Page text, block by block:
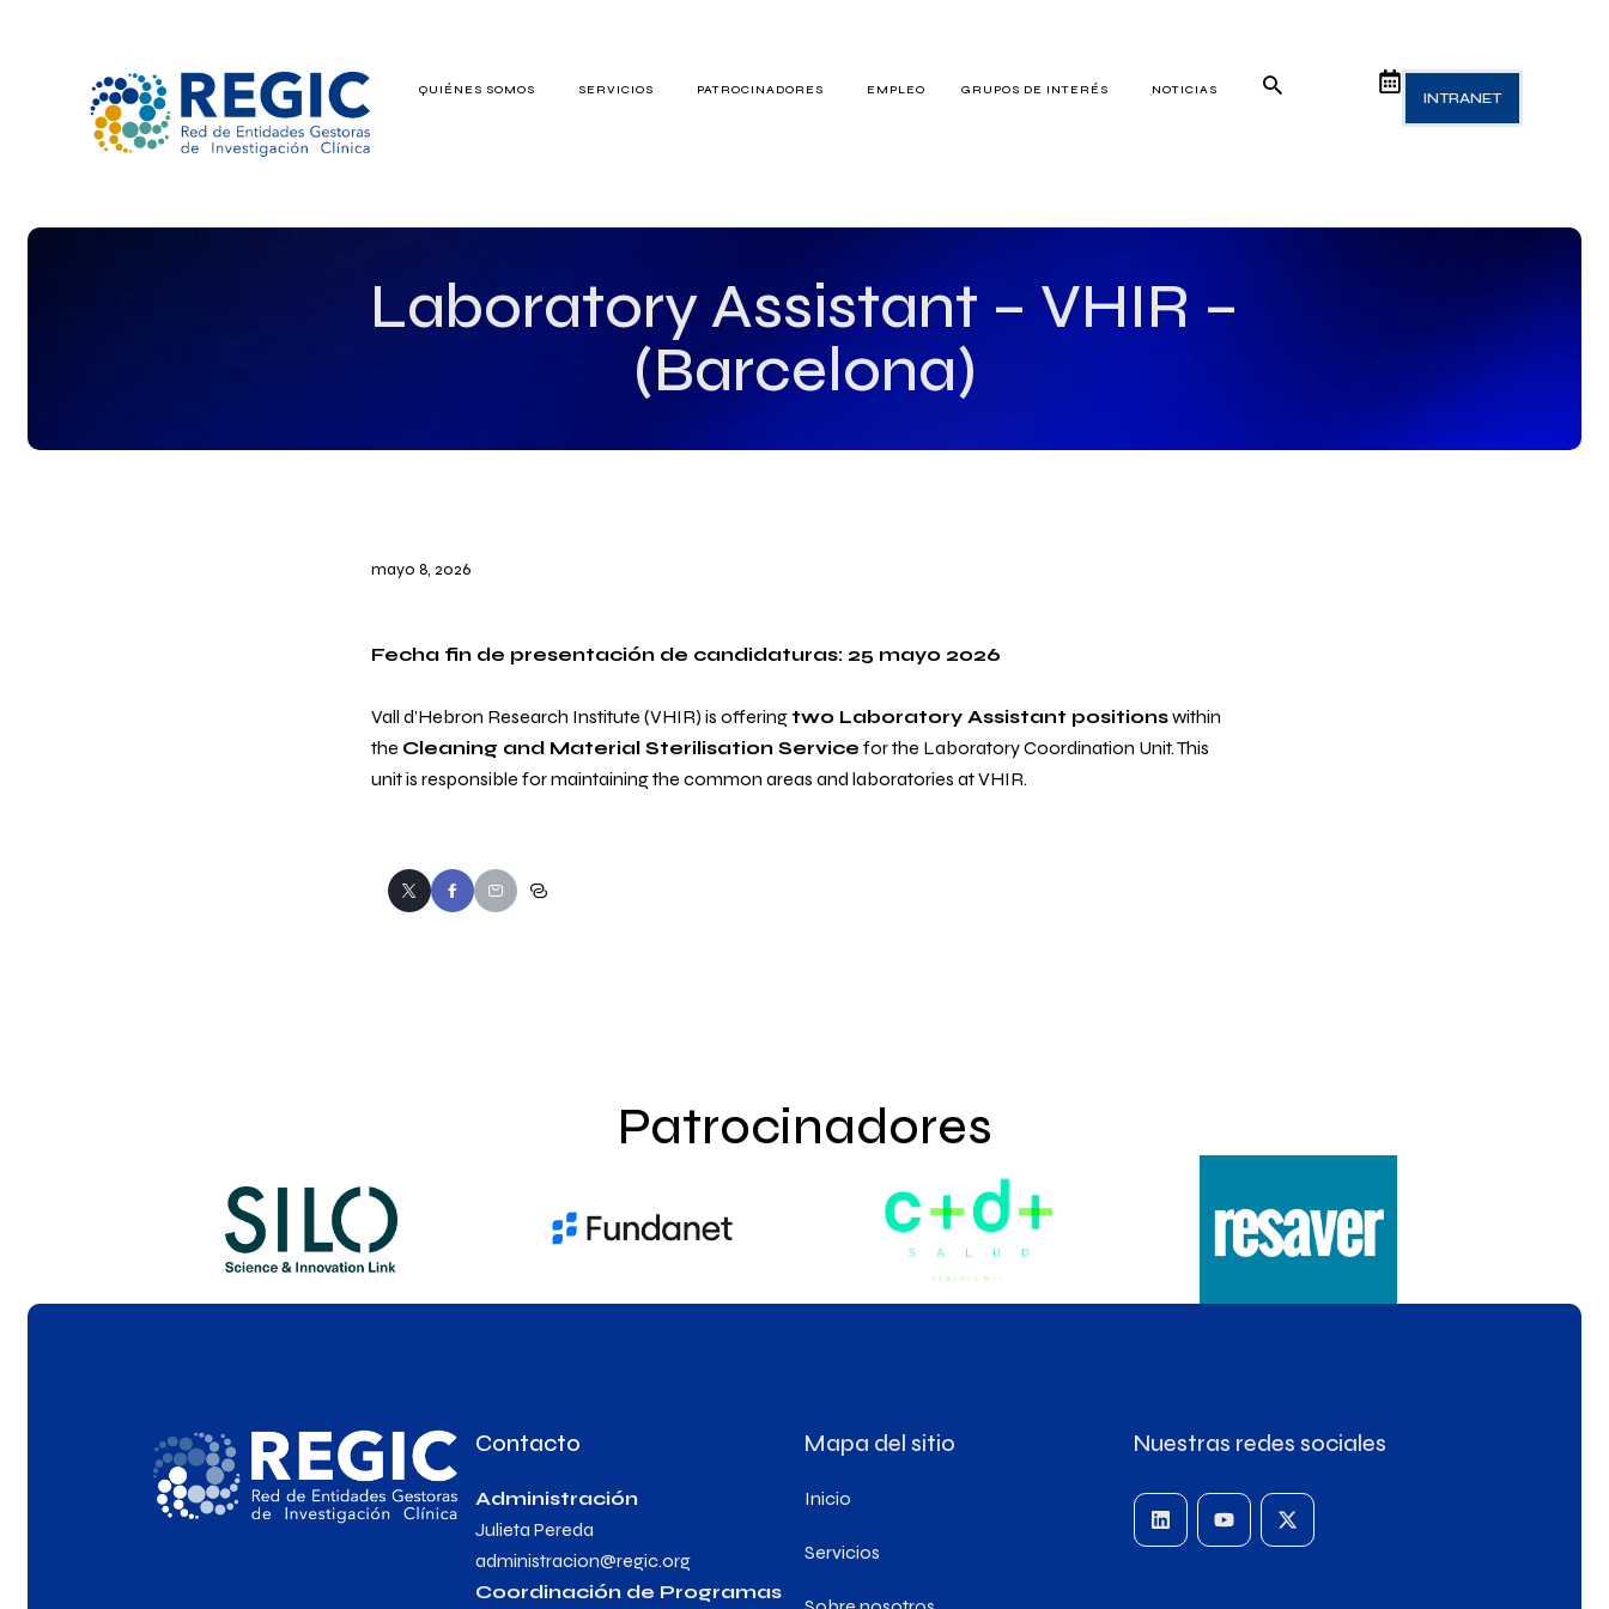
QUIÉNES SOMOS SERVICIOS PATROCINADORES EMPLEO GRUPOS DE INTERÉS NOTICIAS INTRANET
Laboratory Assistant – VHIR –
(Barcelona)
QUIÉNES SOMOS
SERVICIOS
GRUPOS DE INTERÉS
mayo 8, 2026
Fecha fin de presentación de candidaturas: 25 mayo 2026
Vall d’Hebron Research Institute (VHIR) is offering two Laboratory Assistant positionswithin
the Cleaning and Material Sterilisation Service for the Laboratory Coordination Unit. This
unit is responsible for maintaining the common areas and laboratories at VHIR.
Patrocinadores
Contacto
Administración
Julieta Pereda
administracion@regic.org
Coordinación de Programas
Mapa del sitio
Inicio
Servicios
Nuestras redes sociales